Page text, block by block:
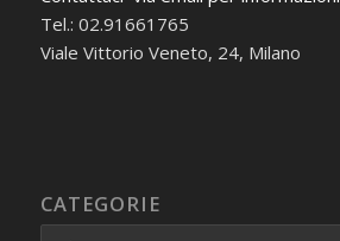
Tel.: 02.91661765
Viale Vittorio Veneto, 24, Milano
CATEGORIE